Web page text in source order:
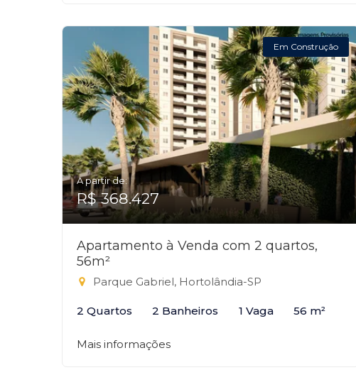
Em Construção
A partir de:
R$ 368.427
Apartamento à Venda com 2 quartos,
56m²
Parque Gabriel, Hortolândia-SP
2 Quartos 2 Banheiros 1 Vaga 56 m²
Mais informações